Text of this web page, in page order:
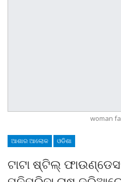
woman
ଆଶାର ଆଲୋକ ଓଡିଶା
ଟାଟା ଷ୍ଟିଲ୍‌